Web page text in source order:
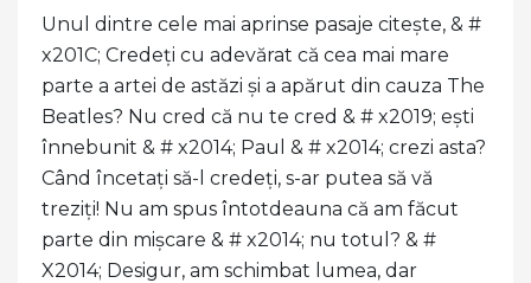
Unul dintre cele mai aprinse pasaje citește, & #
x201C; Credeți cu adevărat că cea mai mare
parte a artei de astăzi și a apărut din cauza The
Beatles? Nu cred că nu te cred & # x2019; ești
înnebunit & # x2014; Paul & # x2014; crezi asta?
Când încetați să-l credeți, s-ar putea să vă
treziți! Nu am spus întotdeauna că am făcut
parte din mișcare & # x2014; nu totul? & #
X2014; Desigur, am schimbat lumea, dar